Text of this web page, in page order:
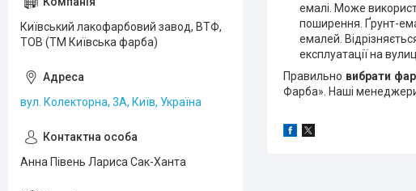
емалі. Може
поширення. Ґрунт-
емалей.
експлуатації на
Правильно вибрати
Фарба». Наші
Київський лакофарбовий завод, ВТФ,
ТОВ (ТМ Київська фарба)
вул. Колекторна, 3А, Київ, Україна
Анна Півень Лариса Сак-Ханта